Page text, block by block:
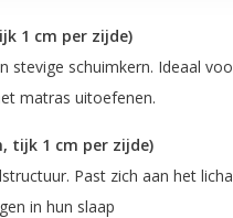
1 cm per zijde)
stevige schuimkern. Ideaal
matras uitoefenen.
tijk 1 cm per zijde)
Past zich aan het
in hun slaap